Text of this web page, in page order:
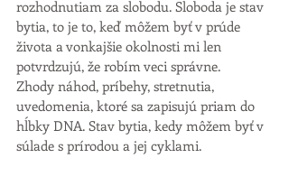
rozhodnutiam za slobodu. Sloboda je stav
bytia, to je to, keď môžem byť v prúde
života a vonkajšie okolnosti mi len
potvrdzujú, že robím veci správne.
Zhody náhod, príbehy, stretnutia,
uvedomenia, ktoré sa zapisujú priam do
hĺbky DNA. Stav bytia, kedy môžem byť v
súlade s prírodou a jej cyklami.